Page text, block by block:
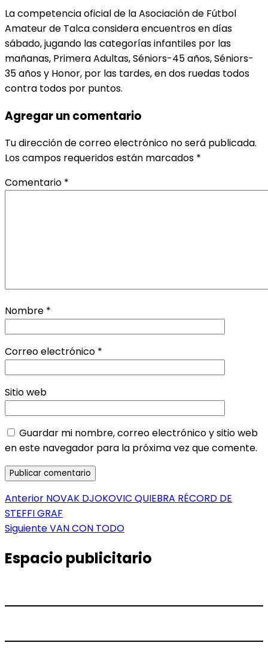
La competencia oficial de la Asociación de Fútbol
Amateur de Talca considera encuentros en días
sábado, jugando las categorías infantiles por las
mañanas, Primera Adultas, Séniors-45 años, Séniors-
35 años y Honor, por las tardes, en dos ruedas todos
contra todos por puntos.
Agregar un comentario
Tu dirección de correo electrónico no será publicada.
Los campos requeridos están marcados *
Comentario *
Nombre *
Correo electrónico *
Sitio web
Guardar mi nombre, correo electrónico y sitio web
en este navegador para la próxima vez que comente.
Navegación
de
Anterior Entrada
anterior:
NOVAK DJOKOVIC QUIEBRA RÉCORD DE
STEFFI GRAF
SiguienteEntrada
VAN CON TODO
Espacio publicitario